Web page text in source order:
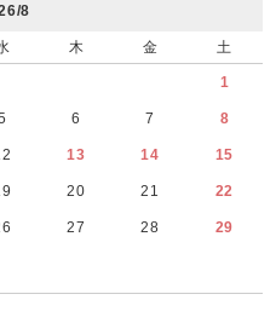
8
木 金 土
1
6 7 8
13 14 15
20 21 22
27 28 29